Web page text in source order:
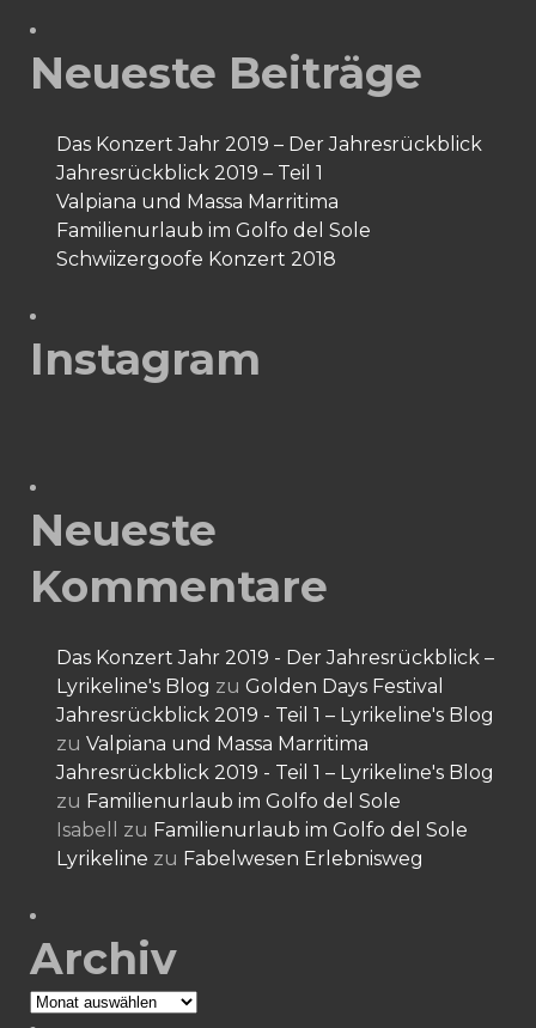
Neueste Beiträge
Das Konzert Jahr 2019 – Der Jahresrückblick
Jahresrückblick 2019 – Teil 1
Valpiana und Massa Marritima
Familienurlaub im Golfo del Sole
Schwiizergoofe Konzert 2018
Instagram
Neueste
Kommentare
Das Konzert Jahr 2019 - Der Jahresrückblick –
Lyrikeline's Blog zu Golden Days Festival
Jahresrückblick 2019 - Teil 1 – Lyrikeline's Blog
zu Valpiana und Massa Marritima
Jahresrückblick 2019 - Teil 1 – Lyrikeline's Blog
zu Familienurlaub im Golfo del Sole
Isabell
zu Familienurlaub im Golfo del Sole
Lyrikeline zu Fabelwesen Erlebnisweg
Archiv
Archiv